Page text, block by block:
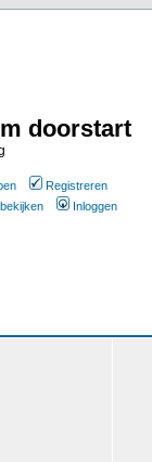
doorstart
Registreren
Inloggen